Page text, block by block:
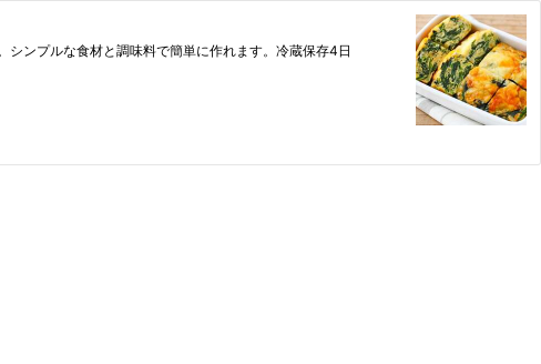
ンプルな食材と調味料で簡単に作れます。冷蔵保存4日